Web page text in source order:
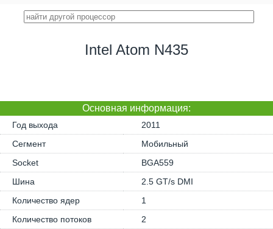
Intel Atom N435
Основная информация:
Год выхода
2011
Сегмент
Мобильный
Socket
BGA559
Шина
2.5 GT/s DMI
Количество ядер
1
Количество потоков
2